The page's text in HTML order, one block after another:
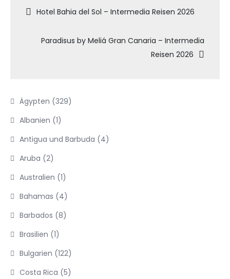
Beitragsnavigation
Hotel Bahia del Sol – Intermedia Reisen 2026
Paradisus by Meliá Gran Canaria – Intermedia
Reisen 2026
Ägypten (329)
Albanien (1)
Antigua und Barbuda (4)
Aruba (2)
Australien (1)
Bahamas (4)
Barbados (8)
Brasilien (1)
Bulgarien (122)
Costa Rica (5)